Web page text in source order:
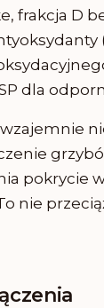
frakcja D
dla
pokrycie
nie